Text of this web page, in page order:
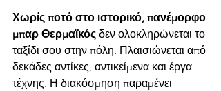
Χωρίς ποτό στο ιστορικό, πανέμορφο
μπαρ Θερμαϊκός δεν ολοκληρώνεται το
ταξίδι σου στην πόλη. Πλαισιώνεται από
δεκάδες αντίκες, αντικείμενα και έργα
τέχνης. Η διακόσμηση παραμένει